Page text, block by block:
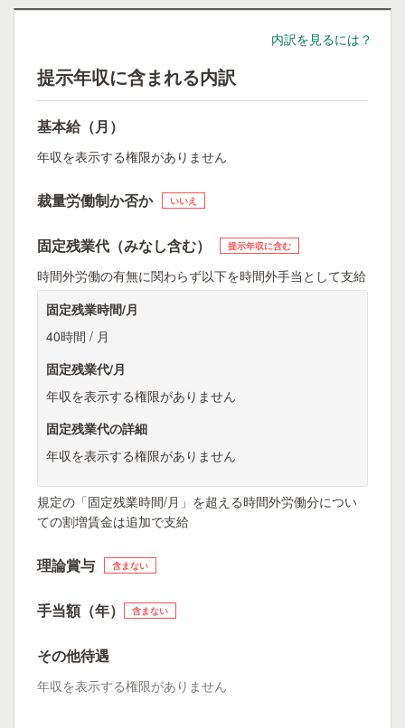
内訳を見るには？
提示年収に含まれる内訳
基本給（月）
年収を表示する権限がありません
裁量労働制か否か いいえ
固定残業代（みなし含む） 提示年収に含む
時間外労働の有無に関わらず以下を時間外手当として支給
固定残業時間/月
40時間 / 月
固定残業代/月
年収を表示する権限がありません
固定残業代の詳細
年収を表示する権限がありません
規定の「固定残業時間/月」を超える時間外労働分につい
ての割増賃金は追加で支給
理論賞与 含まない
手当額（年） 含まない
その他待遇
年収を表示する権限がありません